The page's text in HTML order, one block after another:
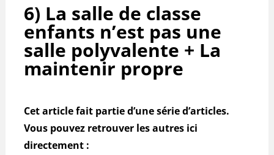
6) La salle de classe
enfants n’est pas une
salle polyvalente + La
maintenir propre
Cet article fait partie d’une série d’articles.
Vous pouvez retrouver les autres ici
directement :